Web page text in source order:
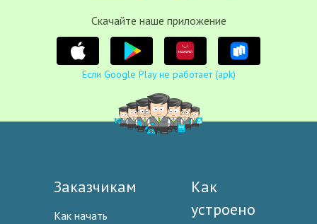
Cкачайте наше приложение
Если Google Play не работает (apk)
Заказчикам
Как начать
Как
устроено